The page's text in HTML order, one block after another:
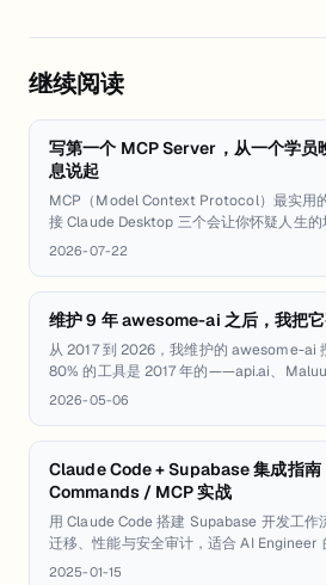
继续阅读
写第一个 MCP Server，从一个学员
息说起
MCP（Model Context Protocol）最实用
接 Claude Desktop 三个会让你怀疑人生
战配置 + 一个跨 4 server 协作工作流。匠
2026-07-22
维护 9 年 awesome-ai 之后，我把
从 2017 到 2026，我维护的 awesome-ai
80% 的工具是 2017 年的——api.ai、
早就死了。这篇是大改版的笔记：哪些被删
2026-05-06
Claude Code + Supabase 集成指
Commands / MCP 实战
用 Claude Code 搭建 Supabase 开发工作
迁移、性能与安全审计，适合 AI Engineer
设。
2025-01-15